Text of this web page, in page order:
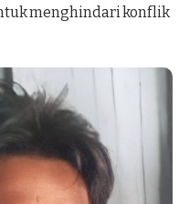
menghindari konflik